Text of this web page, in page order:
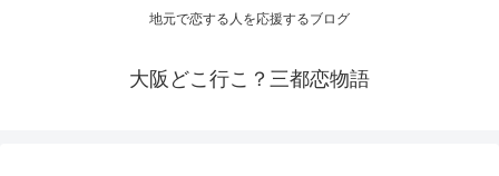
地元で恋する人を応援するブログ
大阪どこ行こ？三都恋物語